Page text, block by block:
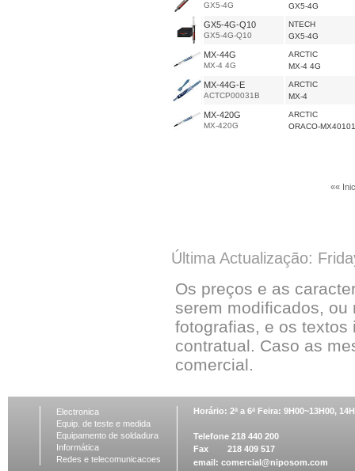
GX5-4G
GX5-4G
GX5-4G-Q10
GX5-4G-Q10
NTECH
GX5-4G
MX-44G
MX-4 4G
ARCTIC
MX-4 4G
MX-44G-E
ACTCP00031B
ARCTIC
MX-4
MX-420G
MX-420G
ARCTIC
ORACO-
««
Última Actualização:
Os preços e as
serem modificados, ou
fotografias, e os
contratual. Caso as
comercial.
Electronica
Equip. de teste e medida
Equipamento de soldadura
Informática
Redes e telecomunicacoes
Horário: 2ª a 6ª Feira: 9H00~13H00,
Telefone 218 440 200
Fax 218 409 517
email: comercial@niposom.com